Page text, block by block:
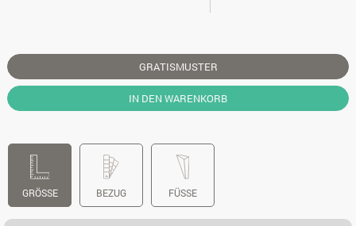
GRATISMUSTER
IN DEN WARENKORB
GRÖSSE BEZUG FÜSSE